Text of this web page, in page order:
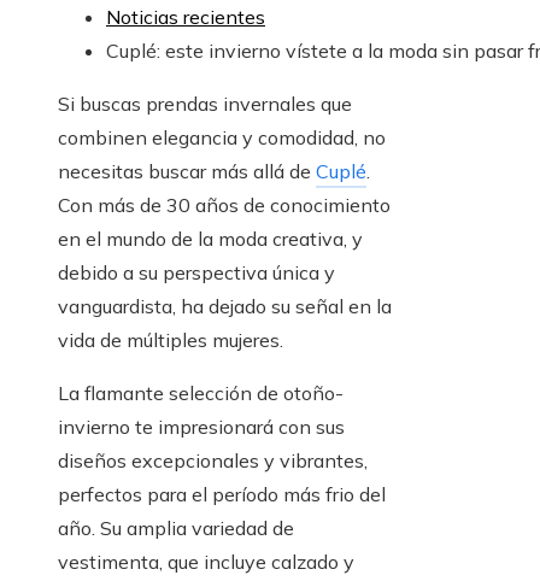
Noticias recientes
Cuplé: este invierno vístete a la moda sin pasar
Si buscas prendas invernales que
combinen elegancia y comodidad, no
necesitas buscar más allá de Cuplé.
Con más de 30 años de conocimiento
en el mundo de la moda creativa, y
debido a su perspectiva única y
vanguardista, ha dejado su señal en la
vida de múltiples mujeres.
La flamante selección de otoño-
invierno te impresionará con sus
diseños excepcionales y vibrantes,
perfectos para el período más frio del
año. Su amplia variedad de
vestimenta, que incluye calzado y